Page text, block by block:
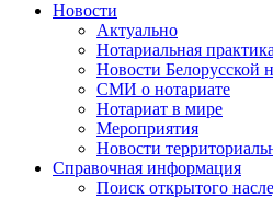
Новости
Актуально
Нотариальная
Новости Белорусской
СМИ о нотариате
Нотариат в мире
Мероприятия
Новости
Справочная информация
Поиск открытого